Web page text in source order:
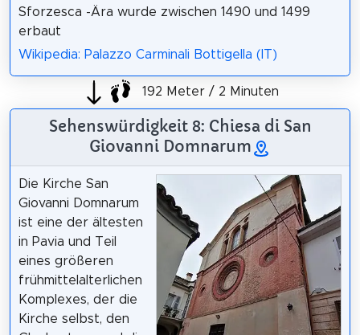
Sforzesca -Ära wurde zwischen 1490 und 1499
erbaut
Wikipedia: Palazzo Carminali Bottigella (IT)
192 Meter / 2 Minuten
Sehenswürdigkeit 8: Chiesa di San
Giovanni Domnarum
Die Kirche San
Giovanni Domnarum
ist eine der ältesten
in Pavia und Teil
eines größeren
frühmittelalterlichen
Komplexes, der die
Kirche selbst, den